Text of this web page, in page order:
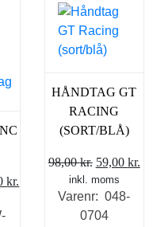
kr.
aktuelle
HÅNDTAG GT
RACING
(SORT/BLÅ)
98,00kr. Den
oprindelige
pris
var:
59,00 kr.
inkl. moms
Varenr: 048-
0704